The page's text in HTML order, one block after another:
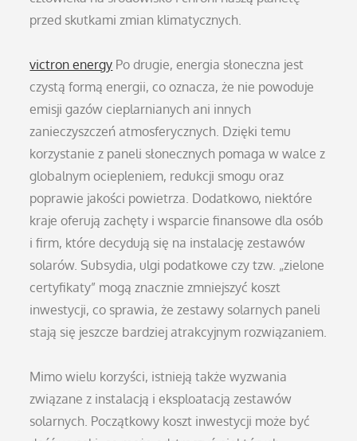
przed skutkami zmian klimatycznych.
victron energy Po drugie, energia słoneczna jest
czystą formą energii, co oznacza, że nie powoduje
emisji gazów cieplarnianych ani innych
zanieczyszczeń atmosferycznych. Dzięki temu
korzystanie z paneli słonecznych pomaga w walce z
globalnym ociepleniem, redukcji smogu oraz
poprawie jakości powietrza. Dodatkowo, niektóre
kraje oferują zachęty i wsparcie finansowe dla osób
i firm, które decydują się na instalację zestawów
solarów. Subsydia, ulgi podatkowe czy tzw. „zielone
certyfikaty” mogą znacznie zmniejszyć koszt
inwestycji, co sprawia, że zestawy solarnych paneli
stają się jeszcze bardziej atrakcyjnym rozwiązaniem.
Mimo wielu korzyści, istnieją także wyzwania
związane z instalacją i eksploatacją zestawów
solarnych. Początkowy koszt inwestycji może być